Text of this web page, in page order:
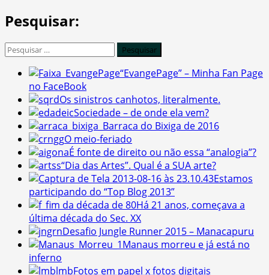
Pesquisar:
Pesquisar
“EvangePage” – Minha Fan Page
no FaceBook
Os sinistros canhotos, literalmente.
Sociedade – de onde ela vem?
Barraca do Bixiga de 2016
O meio-feriado
É fonte de direito ou não essa “analogia”?
“Dia das Artes”. Qual é a SUA arte?
Estamos
participando do “Top Blog 2013”
Há 21 anos, começava a
última década do Sec. XX
Desafio Jungle Runner 2015 – Manacapuru
Manaus morreu e já está no
inferno
Fotos em papel x fotos digitais